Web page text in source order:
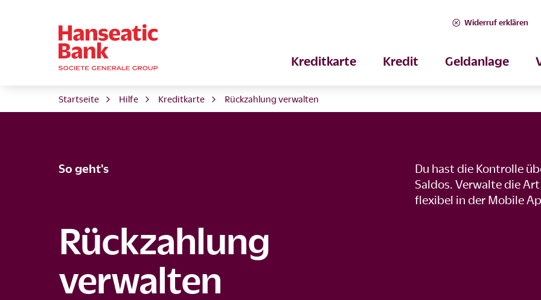
Widerruf erklären
Kreditkarte Kredit Geldanlage
Startseite Hilfe Kreditkarte Rückzahlung verwalten
So geht's
Rückzahlung
verwalten
Du hast die Kontrolle
Saldos. Verwalte die
flexibel in der Mobile